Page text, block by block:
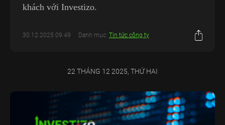
khách với Investizo.
30.12.2025 09:49 Danh mục: Tin tức công ty
22 THÁNG 12 2025, THỨ HAI